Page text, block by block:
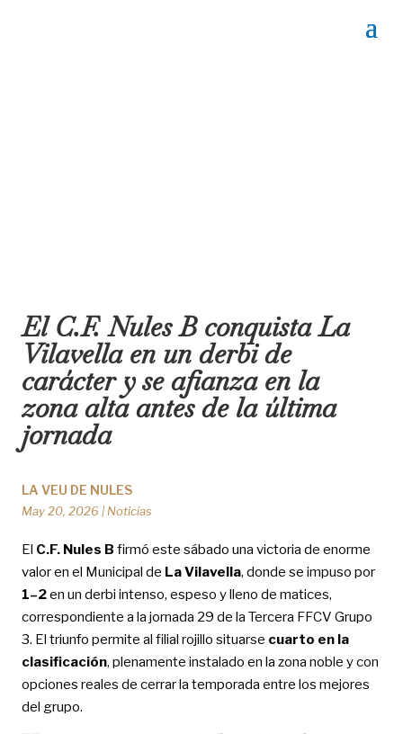
El C.F. Nules B conquista La
Vilavella en un derbi de
carácter y se afianza en la
zona alta antes de la última
jornada
LA VEU DE NULES
May 20, 2026 | Noticias
El C.F. Nules B firmó este sábado una victoria de enorme
valor en el Municipal de La Vilavella, donde se impuso por
1–2en un derbi intenso, espeso y lleno de matices,
correspondiente a la jornada 29 de la Tercera FFCV Grupo
3. El triunfo permite al filial rojillo situarse cuarto en la
clasificación, plenamente instalado en la zona noble y con
opciones reales de cerrar la temporada entre los mejores
del grupo.